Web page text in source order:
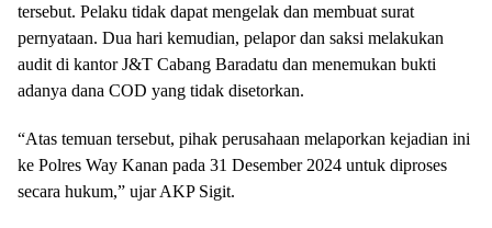
tersebut. Pelaku tidak dapat mengelak dan membuat surat
pernyataan. Dua hari kemudian, pelapor dan saksi melakukan
audit di kantor J&T Cabang Baradatu dan menemukan bukti
adanya dana COD yang tidak disetorkan.
“Atas temuan tersebut, pihak perusahaan melaporkan kejadian ini
ke Polres Way Kanan pada 31 Desember 2024 untuk diproses
secara hukum,” ujar AKP Sigit.